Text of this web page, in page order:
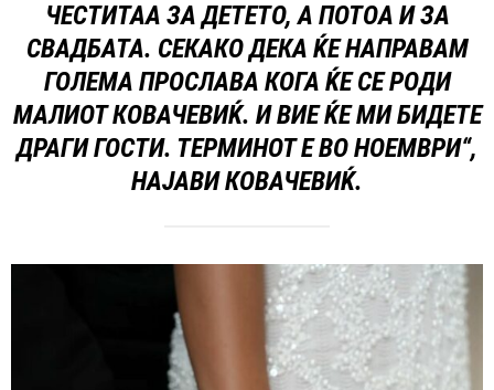
ЧЕСТИТАА ЗА ДЕТЕТО, А ПОТОА И ЗА
СВАДБАТА. СЕКАКО ДЕКА ЌЕ НАПРАВАМ
ГОЛЕМА ПРОСЛАВА КОГА ЌЕ СЕ РОДИ
МАЛИОТ КОВАЧЕВИЌ. И ВИЕ ЌЕ МИ БИДЕТЕ
ДРАГИ ГОСТИ. ТЕРМИНОТ Е ВО НОЕМВРИ“,
НАЈАВИ КОВАЧЕВИЌ.